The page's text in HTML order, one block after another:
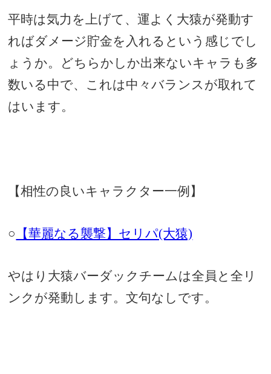
平時は気力を上げて、運よく大猿が発動す
ればダメージ貯金を入れるという感じでし
ょうか。どちらかしか出来ないキャラも多
数いる中で、これは中々バランスが取れて
はいます。
【相性の良いキャラクター一例】
○ 【華麗なる襲撃】セリパ(大猿)
やはり大猿バーダックチームは全員と全リ
ンクが発動します。文句なしです。